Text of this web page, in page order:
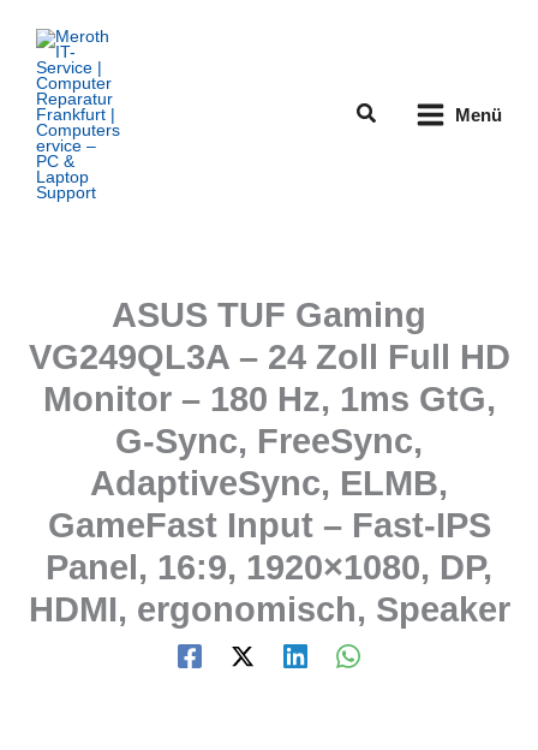
Inhalt
springen
Suchen Menü
ASUS TUF Gaming
VG249QL3A – 24 Zoll Full HD
Monitor – 180 Hz, 1ms GtG,
G-Sync, FreeSync,
AdaptiveSync, ELMB,
GameFast Input – Fast-IPS
Panel, 16:9, 1920×1080, DP,
HDMI, ergonomisch, Speaker